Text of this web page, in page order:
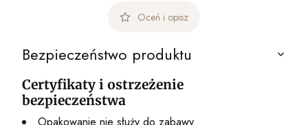
Oceń i opisz
Bezpieczeństwo produktu
Certyfikaty i ostrzeżenie
bezpieczeństwa
Opakowanie nie służy do zabawy.